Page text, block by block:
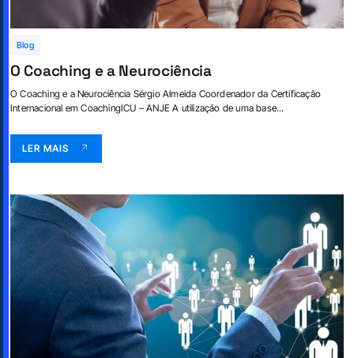
Blog
O Coaching e a Neurociência
O Coaching e a Neurociência Sérgio Almeida Coordenador da Certificação
Internacional em CoachingICU – ANJE A utilização de uma base...
LER MAIS